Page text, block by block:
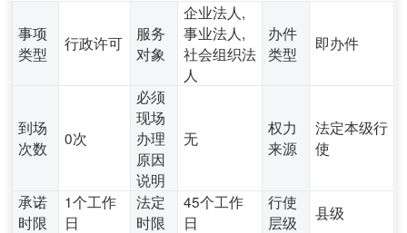
事项
类型
行政许可
服务
对象
企业法人,
事业法人,
社会组织法
人
办件
类型
即办件
到场
次数
0次
必须
现场
办理
原因
说明
无
权力
来源
法定本级行
使
承诺
时限
1个工作
日
法定
时限
45个工作
日
行使
层级
县级